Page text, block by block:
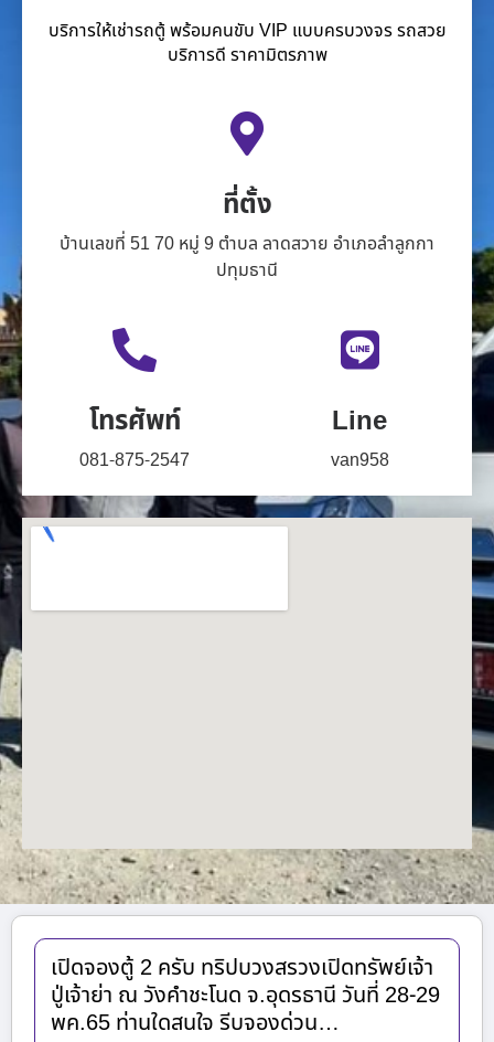
บริการให้เช่ารถตู้ พร้อมคนขับ VIP แบบครบวงจร รถสวย
บริการดี ราคามิตรภาพ
ที่ตั้ง
บ้านเลขที่ 51 70 หมู่ 9 ตำบล ลาดสวาย อำเภอลำลูกกา
ปทุมธานี
โทรศัพท์
081-875-2547
Line
van958
เปิดจองตู้ 2 ครับ ทริปบวงสรวงเปิดทรัพย์เจ้า
ปู่เจ้าย่า ณ วังคำชะโนด จ.อุดรธานี วันที่ 28-29
พค.65 ท่านใดสนใจ รีบจองด่วน…